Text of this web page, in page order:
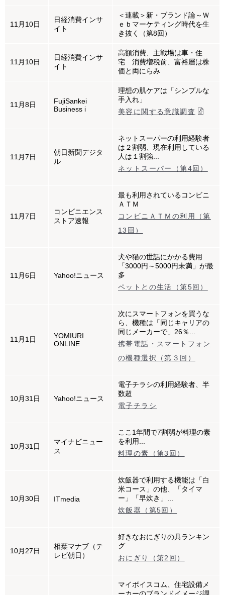
11月10日
日経消費インサ
イト
＜連載＞新・ブランド論～Ｗ
ｅｂマーケティング時代を生
き抜く（第8回）
11月10日
日経消費インサ
イト
高額消費、主戦場は車・住
宅 消費増税前、富裕層は株
価と両にらみ
11月8日
FujiSankei
Business i
理想の肌ケアは「シンプルな
手入れ」
美容に関する意識調査
11月7日
朝日新聞デジタ
ル
ネットスーパーの利用経験者
は２割弱、現在利用している
人は１割強...
ネットスーパー（第4回）
11月7日
コンビニエンス
ストア速報
最も利用されているコンビニ
ＡＴＭ
コンビニＡＴＭの利用（第
13回）
11月6日 Yahoo!ニュース
犬や猫の世話にかかる費用
「3000円～5000円未満」が最
多
ペットとの生活（第5回）
11月1日
YOMIURI
ONLINE
次にスマートフォンを買うな
ら、機種は「同じキャリアの
同じメーカーで」26％...
携帯電話・スマートフォン
の機種選択（第３回）
10月31日 Yahoo!ニュース
電子チラシの利用経験者、半
数超
電子チラシ
10月31日
マイナビニュー
ス
ここ1年間で7割弱が料理の素
を利用...
料理の素（第3回）
10月30日 ITmedia
炊飯器で利用する機能は「白
米コース」の他、「タイマ
ー」「早炊き」...
炊飯器（第5回）
10月27日
相葉マナブ（テ
レビ朝日）
好きなおにぎりの具ランキン
グ
おにぎり（第2回）
マイボイスコム、住宅設備メ